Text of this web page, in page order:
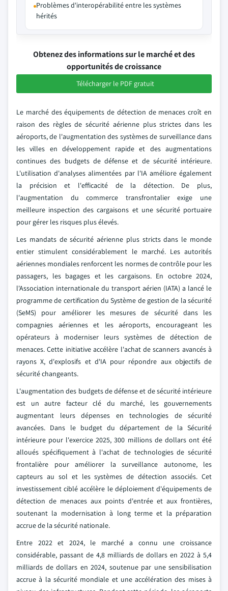
Problèmes d'interopérabilité entre les systèmes
hérités
Obtenez des informations sur le marché et des
opportunités de croissance
Télécharger le PDF gratuit
Le marché des équipements de détection de menaces croît en
raison des règles de sécurité aérienne plus strictes dans les
aéroports, de l'augmentation des systèmes de surveillance dans
les villes en développement rapide et des augmentations
continues des budgets de défense et de sécurité intérieure.
L'utilisation d'analyses alimentées par l'IA améliore également
la précision et l'efficacité de la détection. De plus,
l'augmentation du commerce transfrontalier exige une
meilleure inspection des cargaisons et une sécurité portuaire
pour gérer les risques plus élevés.
Les mandats de sécurité aérienne plus stricts dans le monde
entier stimulent considérablement le marché. Les autorités
aériennes mondiales renforcent les normes de contrôle pour les
passagers, les bagages et les cargaisons. En octobre 2024,
l'Association internationale du transport aérien (IATA) a lancé le
programme de certification du Système de gestion de la sécurité
(SeMS) pour améliorer les mesures de sécurité dans les
compagnies aériennes et les aéroports, encourageant les
opérateurs à moderniser leurs systèmes de détection de
menaces. Cette initiative accélère l'achat de scanners avancés à
rayons X, d'explosifs et d'IA pour répondre aux objectifs de
sécurité changeants.
L'augmentation des budgets de défense et de sécurité intérieure
est un autre facteur clé du marché, les gouvernements
augmentant leurs dépenses en technologies de sécurité
avancées. Dans le budget du département de la Sécurité
intérieure pour l'exercice 2025, 300 millions de dollars ont été
alloués spécifiquement à l'achat de technologies de sécurité
frontalière pour améliorer la surveillance autonome, les
capteurs au sol et les systèmes de détection associés. Cet
investissement ciblé accélère le déploiement d'équipements de
détection de menaces aux points d'entrée et aux frontières,
soutenant la modernisation à long terme et la préparation
accrue de la sécurité nationale.
Entre 2022 et 2024, le marché a connu une croissance
considérable, passant de 4,8 milliards de dollars en 2022 à 5,4
milliards de dollars en 2024, soutenue par une sensibilisation
accrue à la sécurité mondiale et une accélération des mises à